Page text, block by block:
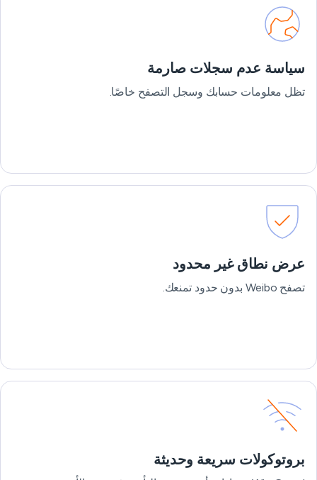
سياسة عدم سجلات صارمة
تظل معلومات حسابك وسجل التصفح خاصًا.
عرض نطاق غير محدود
تصفح Weibo بدون حدود تمنعك.
بروتوكولات سريعة وحديثة